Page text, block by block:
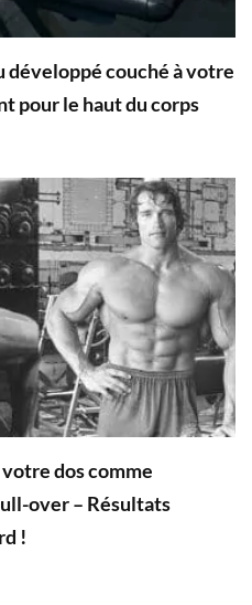
développé couché à votre
pour le haut du corps
dos comme
over – Résultats
!